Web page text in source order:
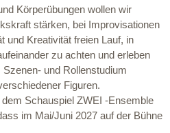
Körperübungen wollen wir
stärken, bei Improvisationen
und Kreativität freien Lauf, in
zu achten und erleben
und Rollenstudium
Figuren.
Schauspiel ZWEI -Ensemble
im Mai/Juni 2027 auf der Bühne